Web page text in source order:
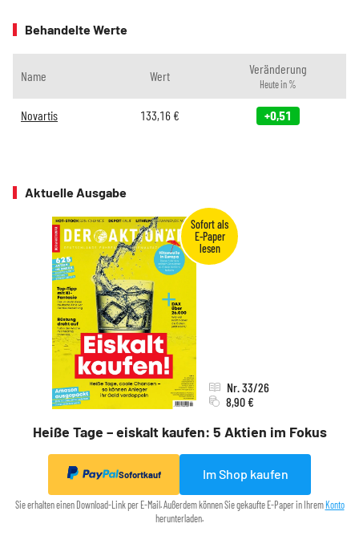
Behandelte Werte
Name Wert Veränderung
Heute in %
Novartis 133,16€ +0,51
Aktuelle Ausgabe
Heiße Tage – eiskalt kaufen: 5 Aktien im Fokus
Nr. 33/26
8,90 €
Sofortkauf Im Shop kaufen
Sie erhalten einen Download-Link per E-Mail. Außerdem können Sie gekaufte E-Paper in IhremKonto
herunterladen.